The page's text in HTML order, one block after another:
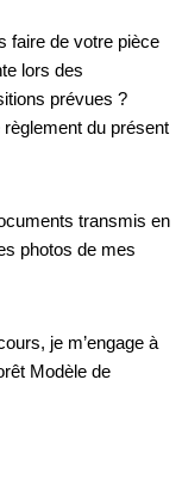
faire de votre pièce
lors des
prévues ?
du présent
transmis en
photos de mes
je m’engage à
Modèle de